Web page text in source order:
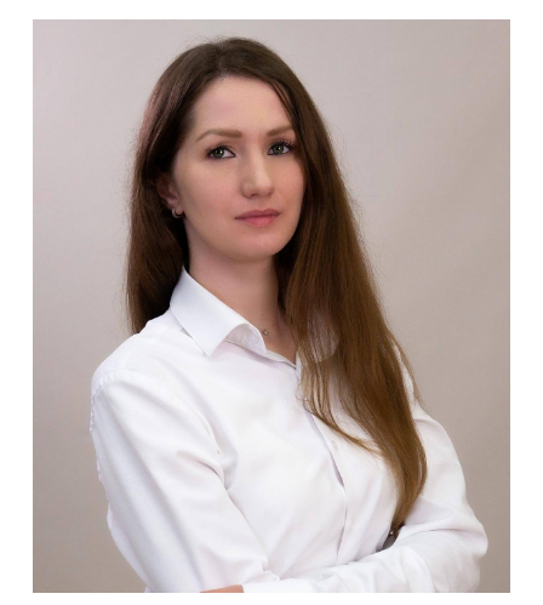
дополнительного
профессионального образования
Алгоритм Основных этапов
формирования дополнительной
Профессиональной программы
повышения квалификации
Рекомендации ГАОУ ДПОгМ
МЦРКПО по составлению
дополнительных профессиональных
программ
📄 Рекомендации ГБО ГМЦ ДОгМ по
разработке коротких модульных
программ профессионального
обучения и дополнительного
профессионального образования
Требования к составлению тестов
для дополнительных